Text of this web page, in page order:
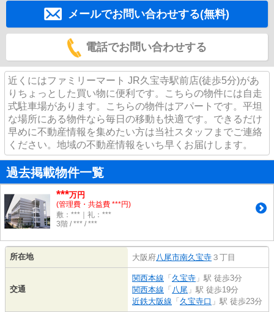
メールでお問い合わせする(無料)
電話でお問い合わせする
近くにはファミリーマート JR久宝寺駅前店(徒歩5分)があ
りちょっとした買い物に便利です。こちらの物件には自走
式駐車場があります。こちらの物件はアパートです。平坦
な場所にある物件なら毎日の移動も快適です。できるだけ
早めに不動産情報を集めたい方は当社スタッフまでご連絡
ください。地域の不動産情報をいち早くお届けします。
過去掲載物件一覧
***万円
(管理費・共益費 ***円)
敷：***｜礼：***
3階 / *** / ***
所在地 大阪府八尾市南久宝寺 ３丁目
交通
関西本線 「 久宝寺 」駅 徒歩3分
関西本線 「 八尾 」駅 徒歩19分
近鉄大阪線 「 久宝寺口 」駅 徒歩23分